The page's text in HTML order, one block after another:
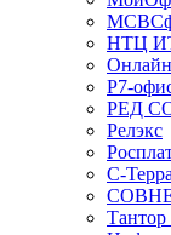
НТЦ
Р7-
РЕД
Релэкс
С-Терра
Тантор